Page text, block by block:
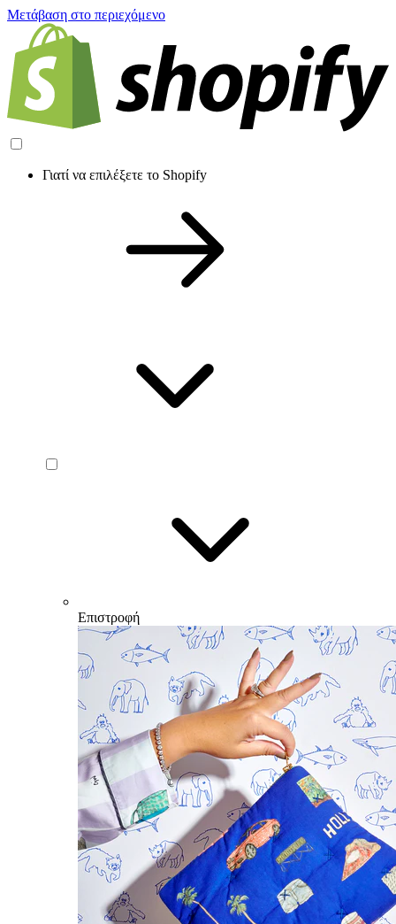
Μετάβαση στο περιεχόμενο
Γιατί να επιλέξετε το Shopify
Επιστροφή